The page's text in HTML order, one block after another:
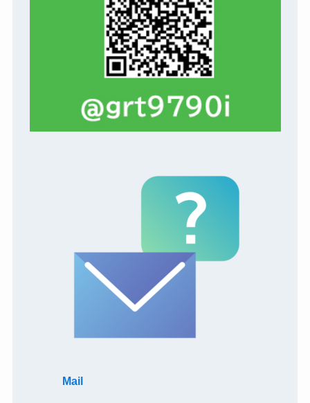
Mail